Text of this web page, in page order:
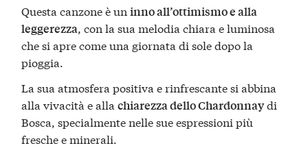
Questa canzone è uninno all’ottimismo e alla
leggerezza, con la sua melodia chiara e luminosa
che si apre come una giornata di sole dopo la
pioggia.
La sua atmosfera positiva e rinfrescante si abbina
alla vivacità e allachiarezza dello Chardonnaydi
Bosca, specialmente nelle sue espressioni più
fresche e minerali.